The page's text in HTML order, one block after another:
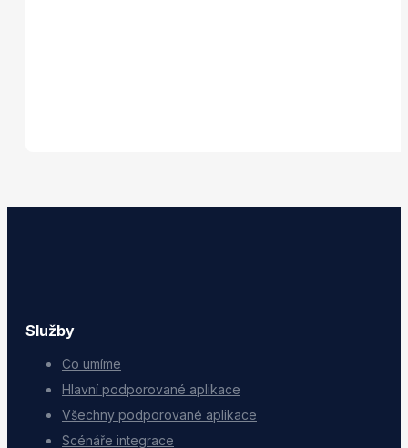
Služby
Co umíme
Hlavní podporované aplikace
Všechny podporované aplikace
Scénáře integrace